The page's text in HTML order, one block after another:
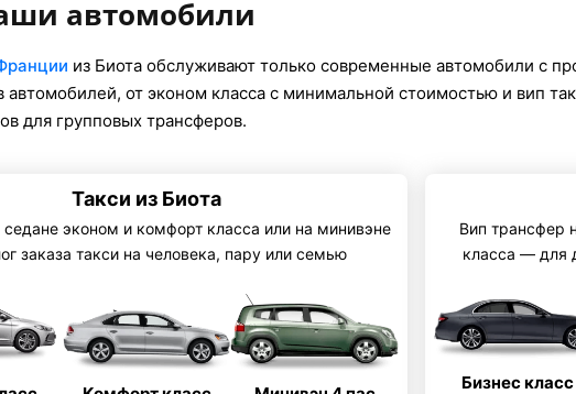
автомобили
из Биота обслуживают только современные автомобили с
автомобилей, от эконом класса с минимальной стоимостью и вип
для групповых трансферов.
Такси из Биота
эконом и комфорт класса или на минивэне
заказа такси на человека, пару или семью
Вип трансфер
класса — для
Бизнес класс